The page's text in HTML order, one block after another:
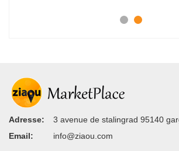
Adresse:
3 avenue de stalingrad 95140
Email:
info@ziaou.com